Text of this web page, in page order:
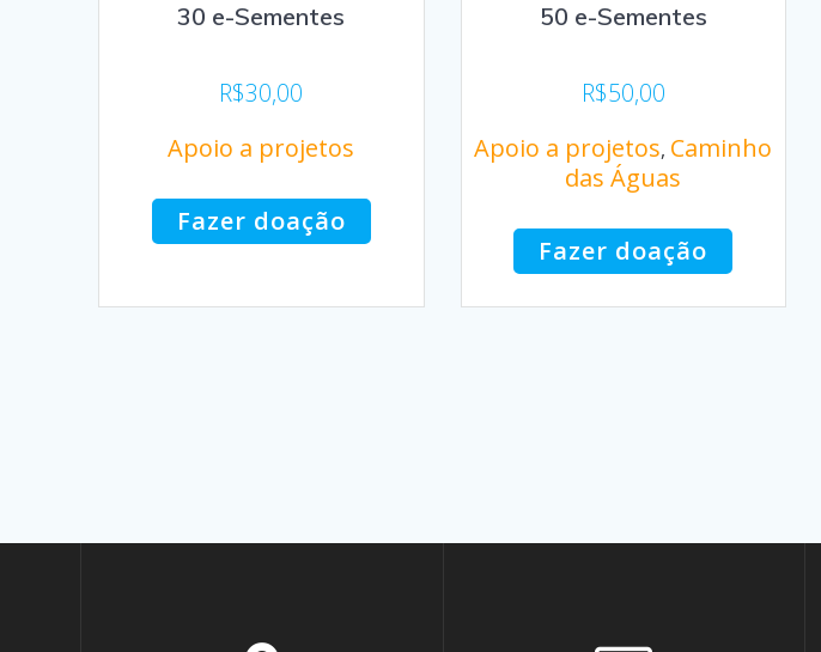
30 e-Sementes
R$30,00
Apoio a projetos
Fazer doação
50 e-Sementes
R$50,00
Apoio a projetos, Caminho
das Águas
Fazer doação